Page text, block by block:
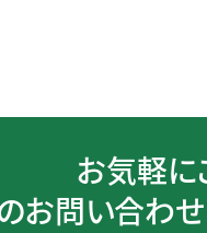
お気軽に
お問い合わ